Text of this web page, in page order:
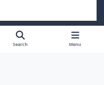
f
Search Menu